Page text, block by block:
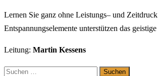
Lernen Sie ganz ohne Leistungs– und Zeitdruck
Entspannungselemente unterstützen das geistige
Leitung: Martin Kessens
Suchen